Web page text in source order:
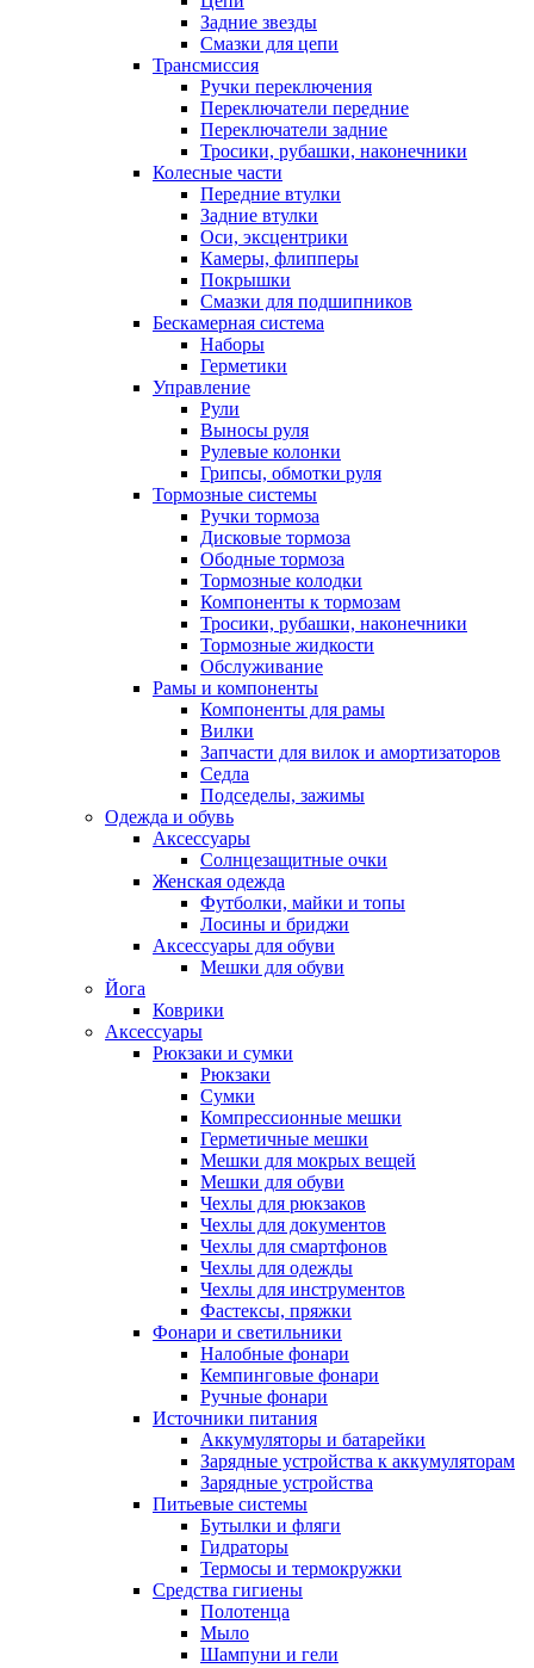
Задние звезды
Смазки для цепи
Трансмиссия
Ручки переключения
Переключатели передние
Переключатели задние
Тросики, рубашки, наконечники
Колесные части
Передние втулки
Задние втулки
Оси, эксцентрики
Камеры, флипперы
Покрышки
Смазки для подшипников
Бескамерная система
Наборы
Герметики
Управление
Рули
Выносы руля
Рулевые колонки
Грипсы, обмотки руля
Тормозные системы
Ручки тормоза
Дисковые тормоза
Ободные тормоза
Тормозные колодки
Компоненты к тормозам
Тросики, рубашки, наконечники
Тормозные жидкости
Обслуживание
Рамы и компоненты
Компоненты для рамы
Вилки
Запчасти для вилок и амортизаторов
Седла
Подседелы, зажимы
Одежда и обувь
Аксессуары
Солнцезащитные очки
Женская одежда
Футболки, майки и топы
Лосины и бриджи
Аксессуары для обуви
Мешки для обуви
Йога
Коврики
Аксессуары
Рюкзаки и сумки
Рюкзаки
Сумки
Компрессионные мешки
Герметичные мешки
Мешки для мокрых вещей
Мешки для обуви
Чехлы для рюкзаков
Чехлы для документов
Чехлы для смартфонов
Чехлы для одежды
Чехлы для инструментов
Фастексы, пряжки
Фонари и светильники
Налобные фонари
Кемпинговые фонари
Ручные фонари
Источники питания
Аккумуляторы и батарейки
Зарядные устройства к аккумуляторам
Зарядные устройства
Питьевые системы
Бутылки и фляги
Гидраторы
Термосы и термокружки
Средства гигиены
Полотенца
Мыло
Шампуни и гели